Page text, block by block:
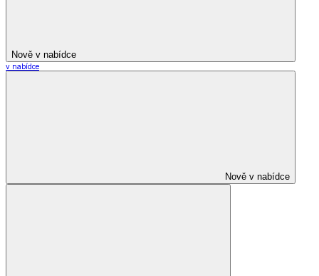
Nově v nabídce
v nabídce
Nově v nabídce